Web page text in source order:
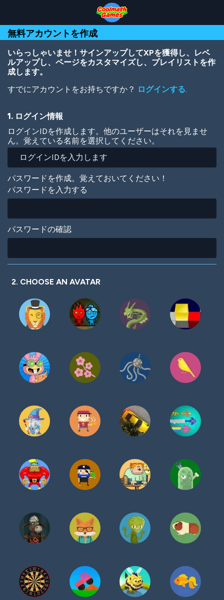
Top
of
Page
Navigation
Main
Content
Footer
ン
コ
ン
移
無料アカウントを作成
いらっしゃいませ！サインアップしてXPを獲得し、レベ
ルアップし、ページをカスタマイズし、プレイリストを作
成します。
すでにアカウントをお持ちですか？ ログインする.
1. ログイン情報
ログインIDを作成します。他のユーザーはそれを見ませ
ん。覚えている名前を選択してください。
パスワードを作成。覚えておいてください！
パスワードを入力する
パスワードの確認
2. CHOOSE AN AVATAR